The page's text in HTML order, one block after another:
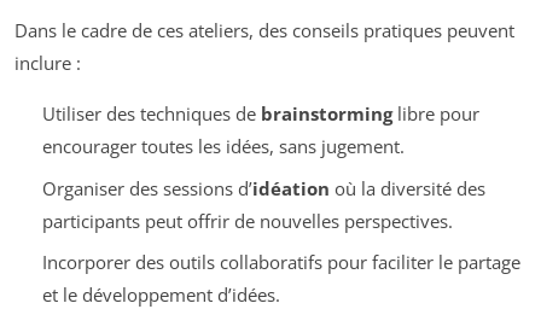
Dans le cadre de ces ateliers, des conseils pratiques peuvent
inclure :
Utiliser des techniques de brainstorminglibre pour
encourager toutes les idées, sans jugement.
Organiser des sessions d’idéation où la diversité des
participants peut offrir de nouvelles perspectives.
Incorporer des outils collaboratifs pour faciliter le partage
et le développement d’idées.